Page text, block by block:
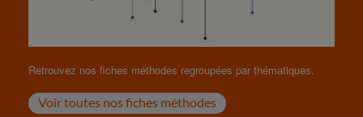
Retrouvez nos fiches méthodes regroupées par thématiques.
Voir toutes nos fiches méthodes